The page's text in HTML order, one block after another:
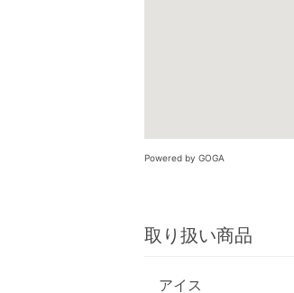
Powered by GOGA
取り扱い商品
アイス